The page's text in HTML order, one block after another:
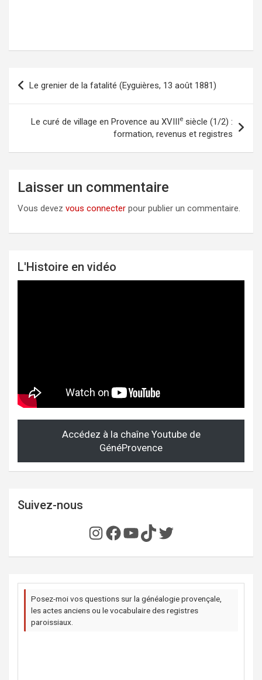
Navigation
de
l’article
Le grenier de la fatalité (Eyguières, 13 août 1881)
Le curé de village en Provence au XVIIIe siècle (1/2) :
formation, revenus et registres
Laisser un commentaire
Vous devez vous connecter pour publier un commentaire.
L'Histoire en vidéo
Accédez à la chaîne Youtube de
GénéProvence
Suivez-nous
Instagram
Facebook
YouTube
TikTok
Twitter
Posez-moi vos questions sur la généalogie provençale,
les actes anciens ou le vocabulaire des registres
paroissiaux.